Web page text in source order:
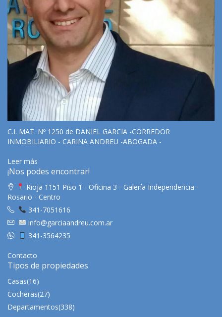
C.I. MAT. Nº 1250 de DANIEL GARCIA -CORREDOR
INMOBILIARIO - CARINA ANDREU -ABOGADA -
Leer más
¡Nos podes encontrar!
Rioja 1151 Piso 1 - Oficina 3 - Galería Independencia -
Rosario - Centro
341-7051616
info@garciaandreu.com.ar
341-3564235
Contacto
Tipos de propiedades
Casas(16)
Cocheras(27)
Departamentos(338)